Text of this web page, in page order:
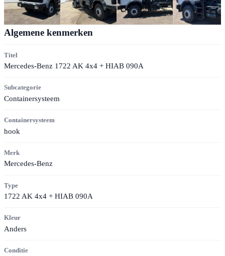
Algemene kenmerken
Titel
Mercedes-Benz 1722 AK 4x4 + HIAB 090A
Subcategorie
Containersysteem
Containersysteem
hook
Merk
Mercedes-Benz
Type
1722 AK 4x4 + HIAB 090A
Kleur
Anders
Conditie